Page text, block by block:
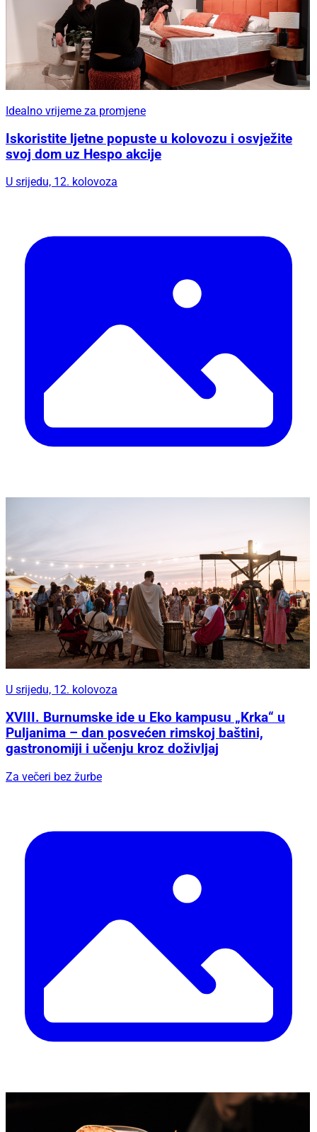
Idealno vrijeme za promjene
Iskoristite ljetne popuste u kolovozu i osvježite
svoj dom uz Hespo akcije
U srijedu, 12. kolovoza
U srijedu, 12. kolovoza
XVIII. Burnumske ide u Eko kampusu „Krka“ u
Puljanima – dan posvećen rimskoj baštini,
gastronomiji i učenju kroz doživljaj
Za večeri bez žurbe